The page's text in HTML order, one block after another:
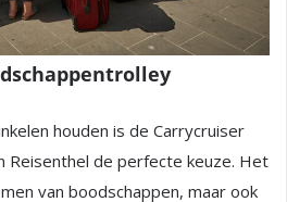
houden is de Carrycruiser
Reisenthel de perfecte keuze. Het
van boodschappen, maar ook